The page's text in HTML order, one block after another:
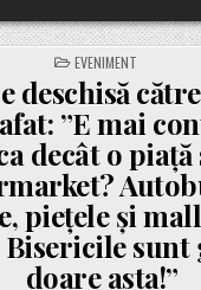
POSTED
IN
EVENIMENT
deschisă
”E mai
decât o piață
piețele și
sunt
doare asta!”